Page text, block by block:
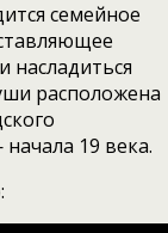
семейное
насладиться
расположена
19 века.